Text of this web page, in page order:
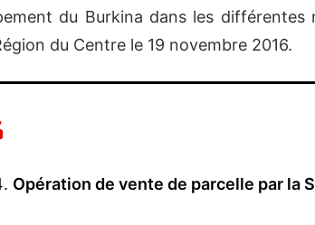
du Burkina dans les
du Centre le 19 novembre 2016.
Opération de vente de parcelle par la